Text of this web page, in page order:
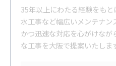
35年以上にわたる経験をも
水工事など幅広いメンテナ
かつ迅速な対応を心がけな
な工事を大阪で提案いたしま